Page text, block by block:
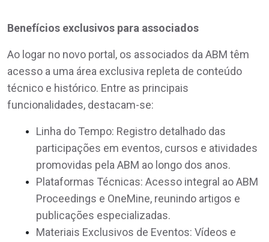
Benefícios exclusivos para associados
Ao logar no novo portal, os associados da ABM têm
acesso a uma área exclusiva repleta de conteúdo
técnico e histórico. Entre as principais
funcionalidades, destacam-se:
Linha do Tempo: Registro detalhado das
participações em eventos, cursos e atividades
promovidas pela ABM ao longo dos anos.
Plataformas Técnicas: Acesso integral ao ABM
Proceedings e OneMine, reunindo artigos e
publicações especializadas.
Materiais Exclusivos de Eventos: Vídeos e